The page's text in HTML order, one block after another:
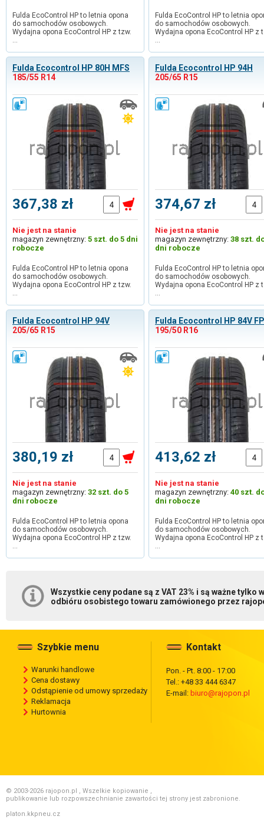
Fulda EcoControl HP to letnia opona
do samochodów osobowych.
Wydajna opona EcoControl HP z tzw.
…
Fulda EcoControl HP to letnia
do samochodów osobowych.
Wydajna opona EcoControl HP z
…
Fulda Ecocontrol HP 80H MFS
185/55 R14
367,38 zł
Nie jest na stanie
magazyn zewnętrzny: 5 szt. do 5 dni
robocze
Fulda EcoControl HP to letnia opona
do samochodów osobowych.
Wydajna opona EcoControl HP z tzw.
…
Fulda Ecocontrol HP 94H
205/65 R15
374,67 zł
Nie jest na stanie
magazyn zewnętrzny: 38 szt.
dni robocze
Fulda EcoControl HP to letnia
do samochodów osobowych.
Wydajna opona EcoControl HP z
…
Fulda Ecocontrol HP 94V
205/65 R15
380,19 zł
Nie jest na stanie
magazyn zewnętrzny: 32 szt. do 5
dni robocze
Fulda EcoControl HP to letnia opona
do samochodów osobowych.
Wydajna opona EcoControl HP z tzw.
…
Fulda Ecocontrol HP 84V FP
195/50 R16
413,62 zł
Nie jest na stanie
magazyn zewnętrzny: 40 szt.
dni robocze
Fulda EcoControl HP to letnia
do samochodów osobowych.
Wydajna opona EcoControl HP z
…
Wszystkie ceny podane są z VAT 23% i są ważne
odbióru osobistego towaru zamówionego przez
Szybkie menu
Warunki handlowe
Cena dostawy
Odstąpienie od umowy sprzedaży
Reklamacja
Hurtownia
Kontakt
Pon. - Pt. 8:00 - 17:00
Tel.: +48 33 444 6347
E-mail: biuro@rajopon.pl
© 2003-2026 rajopon.pl , Wszelkie kopiowanie ,
publikowanie lub rozpowszechnianie zawartości tej strony jest zabronione.
platon.kkpneu.cz